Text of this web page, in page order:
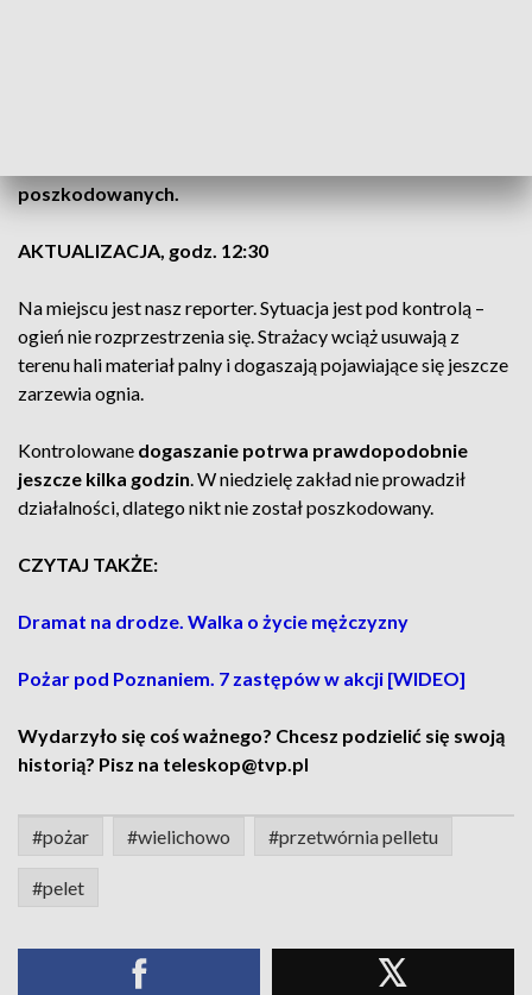
poszkodowanych.
AKTUALIZACJA, godz. 12:30
Na miejscu jest nasz reporter. Sytuacja jest pod kontrolą –
ogień nie rozprzestrzenia się. Strażacy wciąż usuwają z
terenu hali materiał palny i dogaszają pojawiające się jeszcze
zarzewia ognia.
Kontrolowane dogaszanie potrwa prawdopodobnie
jeszcze kilka godzin . W niedzielę zakład nie prowadził
działalności, dlatego nikt nie został poszkodowany.
CZYTAJ TAKŻE:
Dramat na drodze. Walka o życie mężczyzny
Pożar pod Poznaniem. 7 zastępów w akcji [WIDEO]
Wydarzyło się coś ważnego? Chcesz podzielić się swoją
historią? Pisz na teleskop@tvp.pl
#pożar #wielichowo #przetwórnia pelletu
#pelet